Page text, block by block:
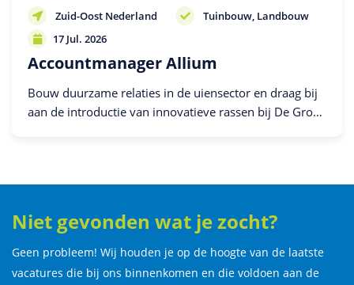
Zuid-Oost Nederland Tuinbouw Landbouw
17 Jul. 2026
Accountmanager Allium
Bouw duurzame relaties in de uiensector en draag bij
aan de introductie van innovatieve rassen bij De Groot
Niet gevonden wat je zocht?
Geen probleem! Wij houden je op de hoogte van de laatste
vacatures die bij ons binnenkomen en die voldoen aan de